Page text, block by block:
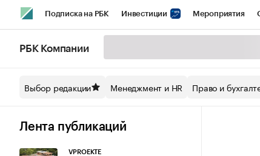
Подписка на РБК Инвестиции Мероприятия
Спецпроекты СПб Конференции СПб
Технологии и медиа
РБК Компании
Выбор редакции Менеджмент и HR Право и
Лента публикаций
VPROEKTE